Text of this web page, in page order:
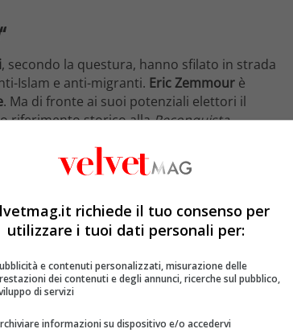
“
, secondo la questura, hanno sfilato in strada
Islam e anti-migranti. Eric Zemmour è
. Ma di fronte ai suoi potenziali elettori il
riferimento storico allaReconquista
non ha usato mezzi termini. “
riconquista “, ha assicurato rivolgendosi
bianchi, giunti dai quattro angoli della
anni. E non ha detto l’ultima parola“. Come
, attribuito al suo beniamino,Napoleone
su
Rispedite al mittente anche le accuse di
richiede il tuo consenso per
utilizzare i tuoi dati personali per:
e contenuti personalizzati, misurazione delle
dei contenuti e degli annunci, ricerche sul pubblico,
di servizi
informazioni su dispositivo e/o accedervi